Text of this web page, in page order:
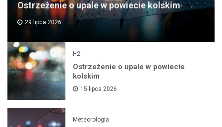
Ostrzeżenie o upale w powiecie kolskim
29 lipca 2026
H2
Ostrzeżenie o upale w powiecie
kolskim
15 lipca 2026
Meteorologia